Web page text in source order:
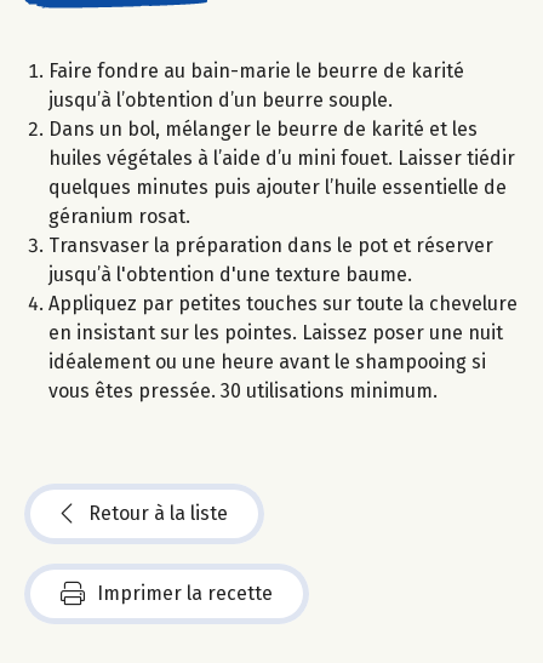
Faire fondre au bain-marie le beurre de karité
jusqu’à l’obtention d’un beurre souple.
Dans un bol, mélanger le beurre de karité et les
huiles végétales à l’aide d’u mini fouet. Laisser tiédir
quelques minutes puis ajouter l’huile essentielle de
géranium rosat.
Transvaser la préparation dans le pot et réserver
jusqu’à l'obtention d'une texture baume.
Appliquez par petites touches sur toute la chevelure
en insistant sur les pointes. Laissez poser une nuit
idéalement ou une heure avant le shampooing si
vous êtes pressée. 30 utilisations minimum.
Retour à la liste
Imprimer la recette